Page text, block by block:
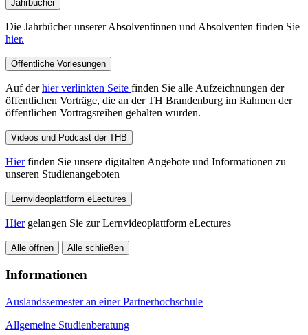
Jahrbücher
Die Jahrbücher unserer Absolventinnen und Absolventen finden Sie
hier.
Öffentliche Vorlesungen
Auf derhier verlinkten Seite finden Sie alle Aufzeichnungen der
öffentlichen Vorträge, die an der TH Brandenburg im Rahmen der
öffentlichen Vortragsreihen gehalten wurden.
Videos und Podcast der THB
Hierfinden Sie unsere digitalten Angebote und Informationen zu
unseren Studienangeboten
Lernvideoplattform eLectures
Hiergelangen Sie zur Lernvideoplattform eLectures
Alle öffnen Alle schließen
Informationen
Auslandssemester an einer Partnerhochschule
Allgemeine Studienberatung